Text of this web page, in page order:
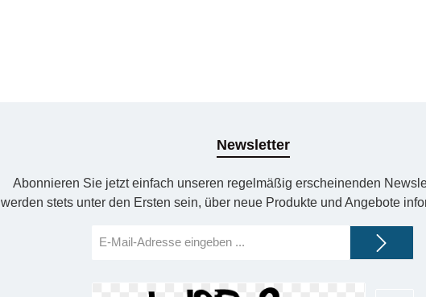
Newsletter
Abonnieren Sie jetzt einfach unseren regelmäßig erscheinenden
werden stets unter den Ersten sein, über neue Produkte und Angebote
Mail-